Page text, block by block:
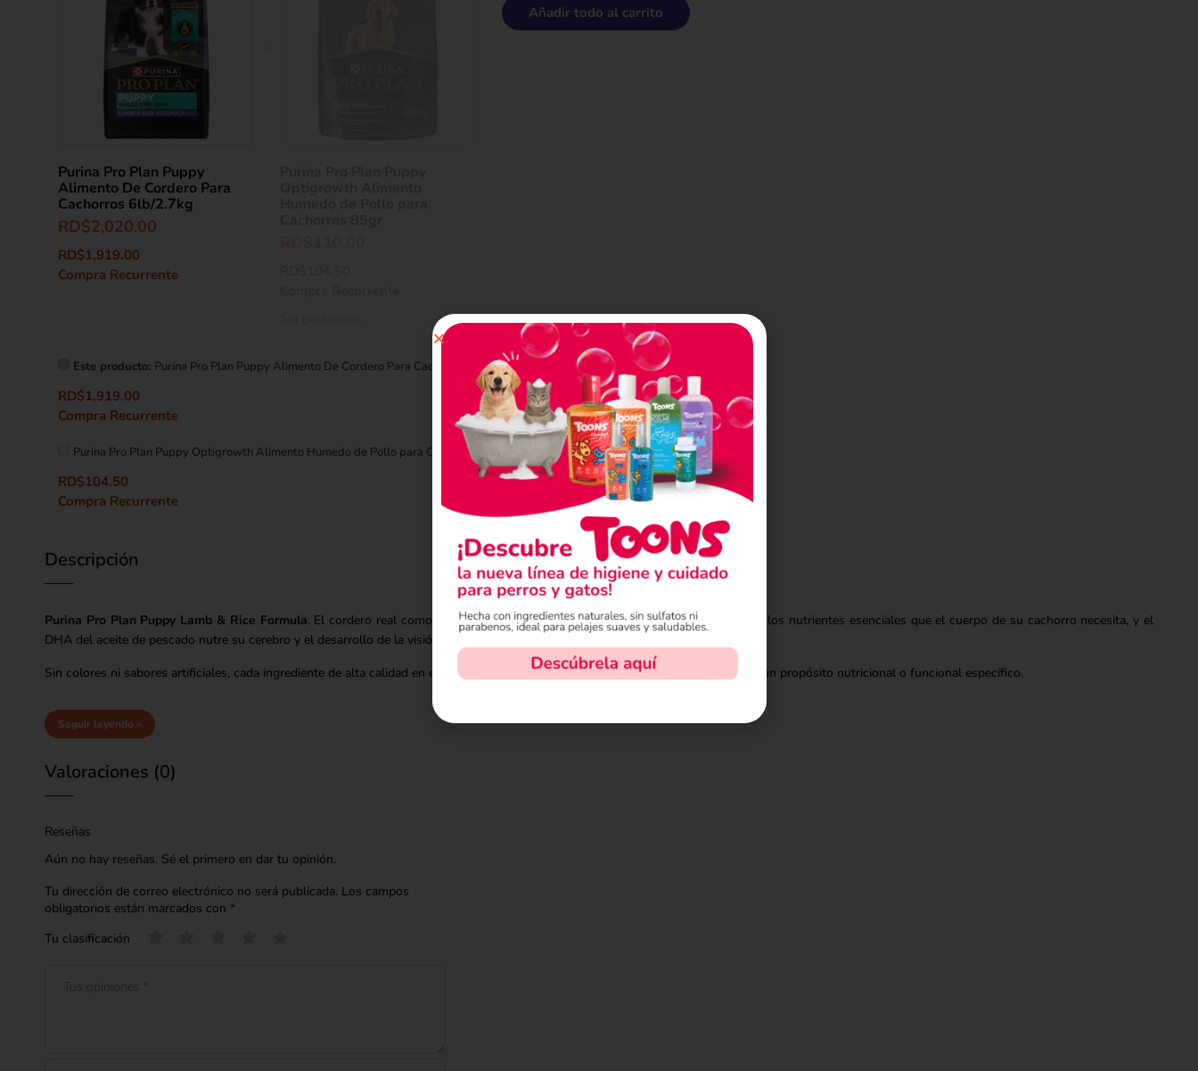
Purina Pro Plan Puppy
Alimento De Cordero Para
Cachorros 6lb/2.7kg
RD$2,020.00
RD$1,919.00
Compra Recurrente
Añadir todo al carrito
Este producto: Purina Pro Plan Puppy Alimento De Cordero Para Cachorros 6lb/2.7kg 2,020.00
RD$1,919.00
Compra Recurrente
Purina Pro Plan Puppy Optigrowth Alimento Humedo de Pollo para Cachorros 85gr 110.00
RD$104.50
Compra Recurrente
Sin existencias
Descripción
Purina Pro Plan Puppy Lamb & Rice Formula. El cordero real como primer ingrediente ayuda a proporcionar proteínas, uno de los nutrientes esenciales que el cuerpo de su cachorro necesita, y el
DHA del aceite de pescado nutre su cerebro y el desarrollo de la visión.
Sin colores ni sabores artificiales, cada ingrediente de alta calidad en esta croqueta para cachorros se elige cuidadosamente para un propósito nutricional o funcional específico.
Seguir leyendo »
Valoraciones (0)
Reseñas
Aún no hay reseñas. Sé el primero en dar tu opinión.
Tu dirección de correo electrónico no será publicada. Los campos
obligatorios están marcados con *
Tu clasificación